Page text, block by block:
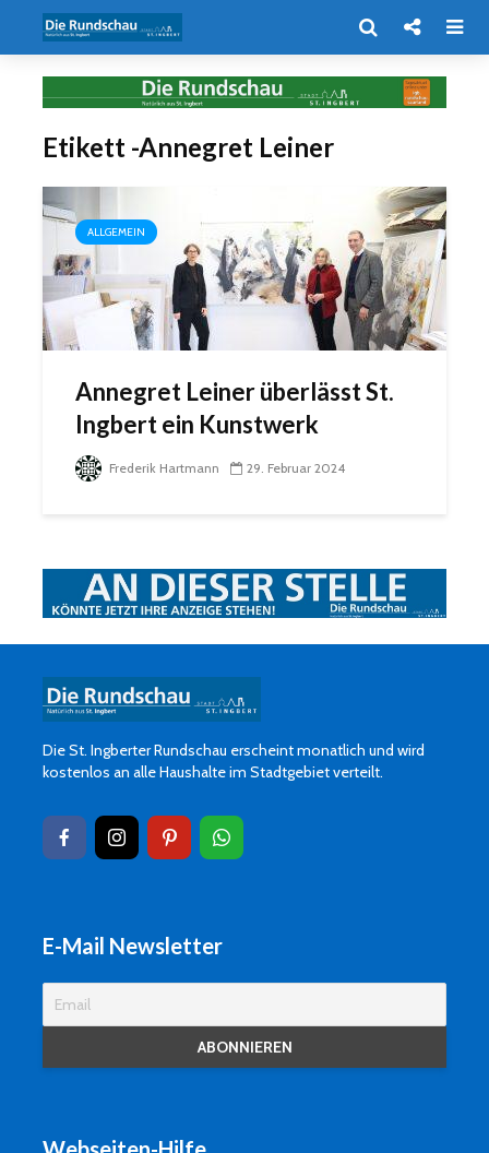
Etikett -Annegret Leiner
ALLGEMEIN
Annegret Leiner überlässt St.
Ingbert ein Kunstwerk
Frederik Hartmann 29. Februar 2024
Die St. Ingberter Rundschau erscheint monatlich und wird
kostenlos an alle Haushalte im Stadtgebiet verteilt.
E-Mail Newsletter